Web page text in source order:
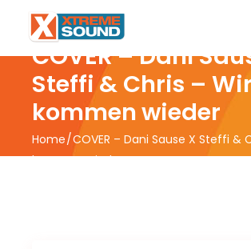
COVER – Dani
Steffi & Chris – Wir
kommen wieder
Home COVER – Dani Sause X Steffi &
kommen wieder